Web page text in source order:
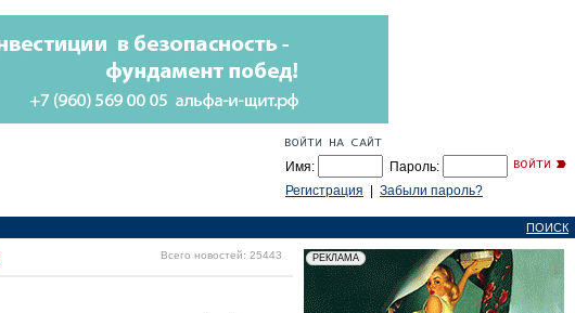
Имя:
Пароль:
Регистрация
Забыли пароль?
ПОИСК
Всего новостей: 25443